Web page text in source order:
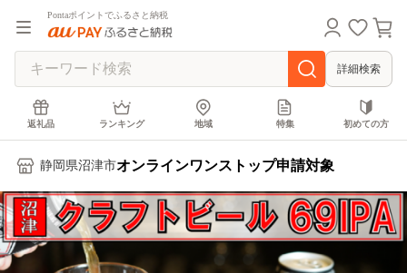
Pontaポイントでふるさと納税
詳細検索
返礼品 ランキング 地域 特集 初めての方
静岡県沼津市オンラインワンストップ申請対象